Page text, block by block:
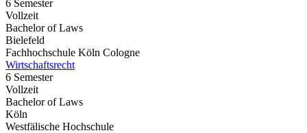
6 Semester
Vollzeit
Bachelor of Laws
Bielefeld
Fachhochschule Köln Cologne
Wirtschaftsrecht
6 Semester
Vollzeit
Bachelor of Laws
Köln
Westfälische Hochschule